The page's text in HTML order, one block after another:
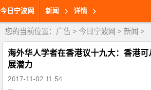
今日宁波网 新闻 详情
您的当前位置： 广告 > 今日宁波网 > 新闻 >
海外华人学者在香港议十九大：香港
展潜力
2017-11-02 11:54